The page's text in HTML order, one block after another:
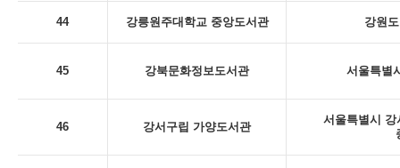
44 강릉원주대학교 중앙도서관 강원
45 강북문화정보도서관 서울특별
46 강서구립 가양도서관
서울특별시 강